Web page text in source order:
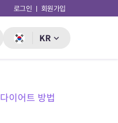
로그인 회원가입
KR
다이어트 방법